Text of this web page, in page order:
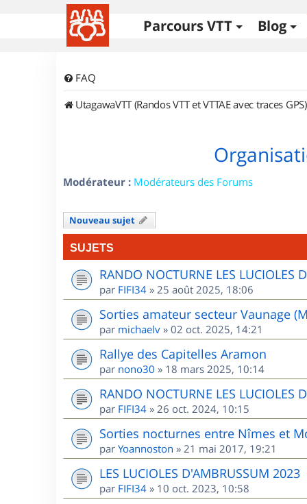
Parcours VTT Blog
FAQ
UtagawaVTT (Randos VTT et VTTAE avec traces GPS)
Modérateur : Modérateurs des Forums
Nouveau sujet
SUJETS
RANDO NOCTURNE LES LUCIOLES
par FIFI34 » 25 août 2025, 18:06
Sorties amateur secteur Vaunage
par michaelv » 02 oct. 2025, 14:21
Rallye des Capitelles Aramon
par nono30 » 18 mars 2025, 10:14
RANDO NOCTURNE LES LUCIOLES
par FIFI34 » 26 oct. 2024, 10:15
Sorties nocturnes entre Nîmes et
par Yoannoston » 21 mai 2017, 19:21
LES LUCIOLES D'AMBRUSSUM 2023
par FIFI34 » 10 oct. 2023, 10:58